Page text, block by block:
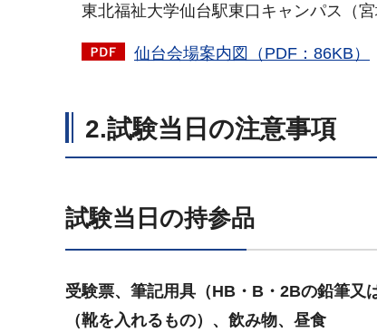
東北福祉大学仙台駅東口キャンパス（
仙台会場案内図（PDF：86KB）
2.試験当日の注意事項
試験当日の持参品
受験票、筆記用具（HB・B・2Bの鉛筆又
（靴を入れるもの）、飲み物、昼食